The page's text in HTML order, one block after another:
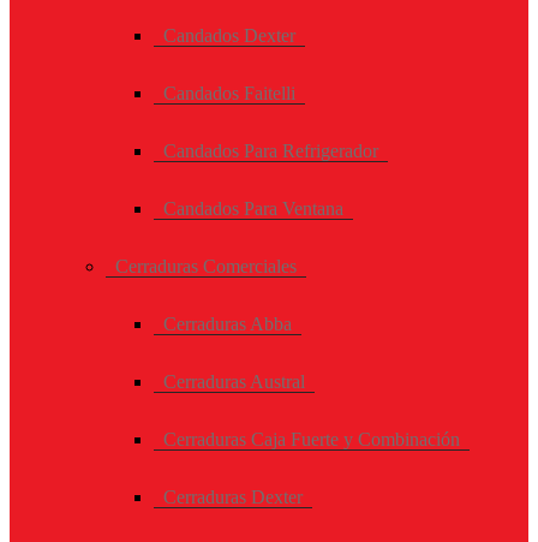
Candados Dexter
Candados Faitelli
Candados Para Refrigerador
Candados Para Ventana
Cerraduras Comerciales
Cerraduras Abba
Cerraduras Austral
Cerraduras Caja Fuerte y Combinación
Cerraduras Dexter